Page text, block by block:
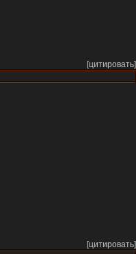
[цитировать]
[цитировать]